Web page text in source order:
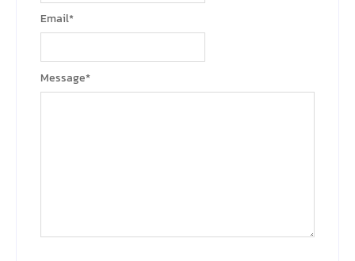
Message*
Email*